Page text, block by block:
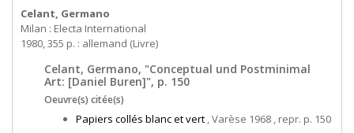
Celant, Germano
Milan : Electa International
1980, 355 p. : allemand (Livre)
Celant, Germano, "Conceptual und Postminimal
Art: [Daniel Buren]", p. 150
Oeuvre(s) citée(s)
Papiers collés blanc et vert , Varèse 1968 , repr. p. 150